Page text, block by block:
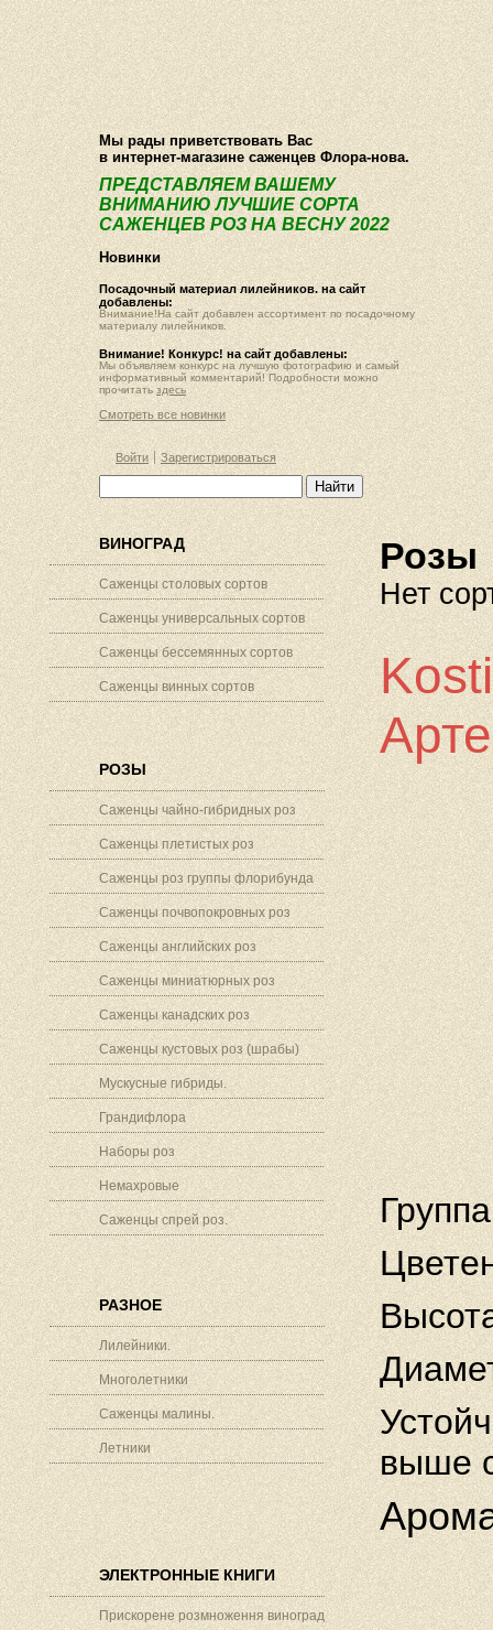
О компании Как купить Фотогалерея Статьи Опт
Мы рады приветствовать Вас
в интернет-магазине саженцев Флора-нова.
ПРЕДСТАВЛЯЕМ ВАШЕМУ
ВНИМАНИЮ ЛУЧШИЕ СОРТА
САЖЕНЦЕВ РОЗ НА ВЕСНУ 2022
Новинки
Посадочный материал лилейников. на сайт
добавлены:
Внимание!На сайт добавлен ассортимент по посадочному
материалу лилейников.
Внимание! Конкурс! на сайт добавлены:
Мы объявляем конкурс на лучшую фотографию и самый
информативный комментарий! Подробности можно
прочитать здесь
Смотреть все новинки
Войти Зарегистрироваться
ВИНОГРАД
Саженцы столовых сортов
Саженцы универсальных сортов
Саженцы бессемянных сортов
Саженцы винных сортов
РОЗЫ
Саженцы чайно-гибридных роз
Саженцы плетистых роз
Саженцы роз группы флорибунда
Саженцы почвопокровных роз
Саженцы английских роз
Саженцы миниатюрных роз
Саженцы канадских роз
Саженцы кустовых роз (шрабы)
Мускусные гибриды.
Грандифлора
Наборы роз
Немахровые
Саженцы спрей роз.
РАЗНОЕ
Лилейники.
Многолетники
Саженцы малины.
Летники
ЭЛЕКТРОННЫЕ КНИГИ
Прискорене розмноження винограду.
Розы
Нет
выше